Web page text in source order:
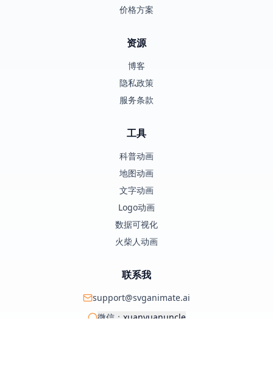
价格方案
资源
博客
隐私政策
服务条款
工具
科普动画
地图动画
文字动画
Logo动画
数据可视化
火柴人动画
联系我
support@svganimate.ai
微信： xuanyuanuncle